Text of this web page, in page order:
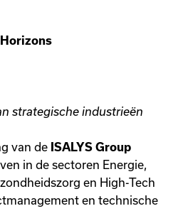
strategische industrieën
van de ISALYS Group
in de sectoren Energie,
en High-Tech
en technische